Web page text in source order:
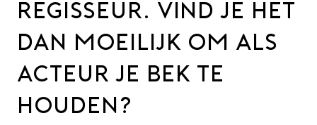
REGISSEUR. VIND JE HET
DAN MOEILIJK OM ALS
ACTEUR JE BEK TE
HOUDEN?